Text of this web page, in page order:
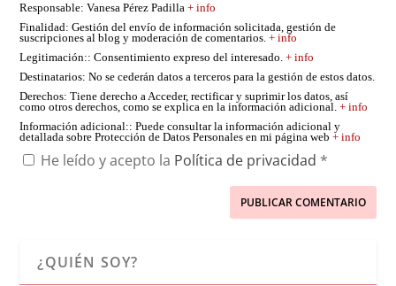
Responsable: Vanesa Pérez Padilla+ info
Finalidad: Gestión del envío de información solicitada, gestión de
suscripciones al blog y moderación de comentarios.+ info
Legitimación:: Consentimiento expreso del interesado.+ info
Destinatarios: No se cederán datos a terceros para la gestión de estos datos.
Derechos: Tiene derecho a Acceder, rectificar y suprimir los datos, así
como otros derechos, como se explica en la información adicional.+ info
Información adicional:: Puede consultar la información adicional y
detallada sobre Protección de Datos Personales en mi página web+ info
He leído y acepto la Política de privacidad *
¿QUIÉN SOY?